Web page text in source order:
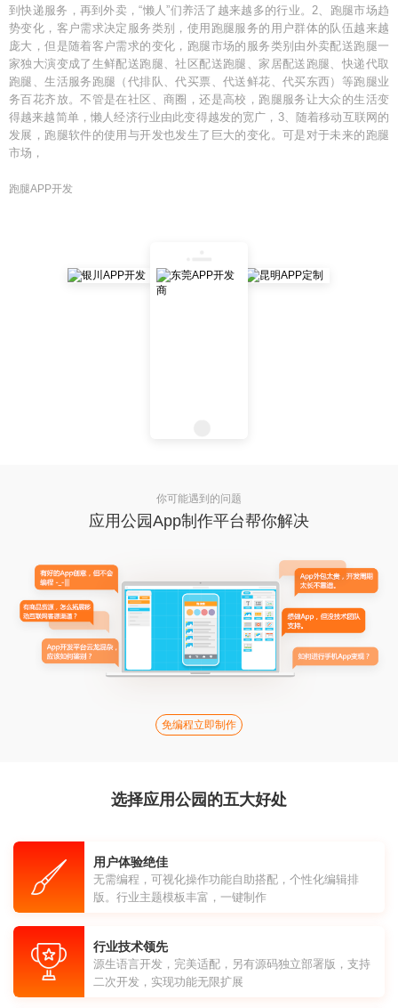
到快递服务，再到外卖，“懒人”们养活了越来越多的行业。2、跑腿市场趋
势变化，客户需求决定服务类别，使用跑腿服务的用户群体的队伍越来越
庞大，但是随着客户需求的变化，跑腿市场的服务类别由外卖配送跑腿一
家独大演变成了生鲜配送跑腿、社区配送跑腿、家居配送跑腿、快递代取
跑腿、生活服务跑腿（代排队、代买票、代送鲜花、代买东西）等跑腿业
务百花齐放。不管是在社区、商圈，还是高校，跑腿服务让大众的生活变
得越来越简单，懒人经济行业由此变得越发的宽广，3、随着移动互联网的
发展，跑腿软件的使用与开发也发生了巨大的变化。可是对于未来的跑腿
市场，
跑腿APP开发
你可能遇到的问题
应用公园App制作平台帮你解决
免编程立即制作
选择应用公园的五大好处
用户体验绝佳
无需编程，可视化操作功能自助搭配，个性化编辑排
版。行业主题模板丰富，一键制作
行业技术领先
源生语言开发，完美适配，另有源码独立部署版，支持
二次开发，实现功能无限扩展